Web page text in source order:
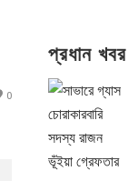
0
প্রধান খবর